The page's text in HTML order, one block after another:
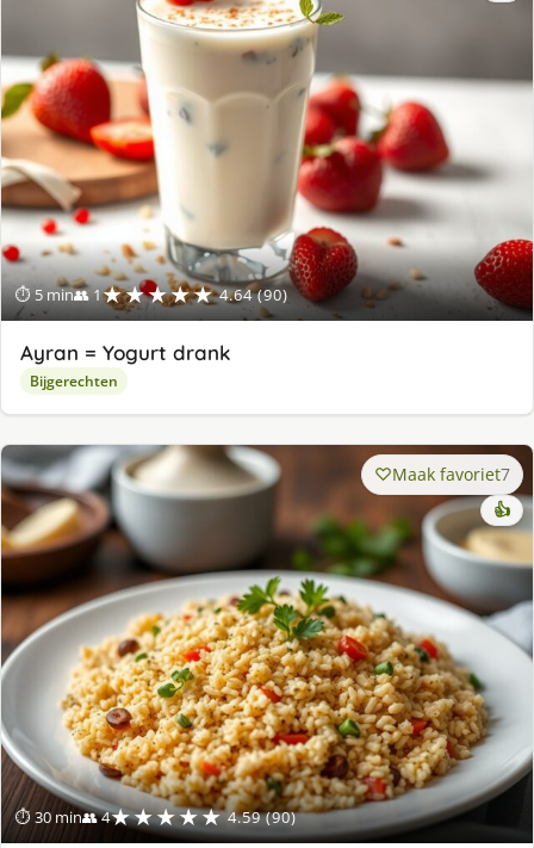
⏱ 5 min👥 1★★★★★ 4.64 (90)
Ayran = Yogurt drank
Bijgerechten
⏱ 30 min👥 4★★★★★ 4.59 (90)
Maak favoriet7
👍